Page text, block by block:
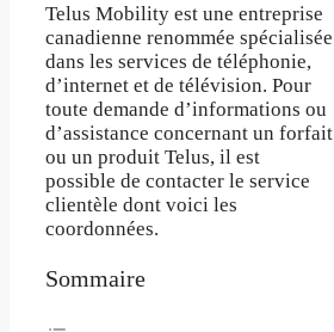
Telus Mobility est une entreprise
canadienne renommée spécialisée
dans les services de téléphonie,
d’internet et de télévision. Pour
toute demande d’informations ou
d’assistance concernant un forfait
ou un produit Telus, il est
possible de contacter le service
clientèle dont voici les
coordonnées.
Sommaire